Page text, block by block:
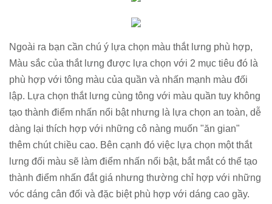
Ngoài ra bạn cần chú ý lựa chọn màu thắt lưng phù hợp,
Màu sắc của thắt lưng được lựa chọn với 2 mục tiêu đó là
phù hợp với tông màu của quần và nhấn mạnh màu đối
lập. Lựa chọn thắt lưng cùng tông với màu quần tuy không
tạo thành điểm nhấn nổi bật nhưng là lựa chọn an toàn, dễ
dàng lại thích hợp với những cô nàng muốn "ăn gian"
thêm chút chiều cao. Bên cạnh đó việc lựa chọn một thắt
lưng đối màu sẽ làm điểm nhấn nổi bật, bắt mắt có thể tạo
thành điểm nhấn đắt giá nhưng thường chỉ hợp với những
vóc dáng cân đối và đặc biệt phù hợp với dáng cao gầy.